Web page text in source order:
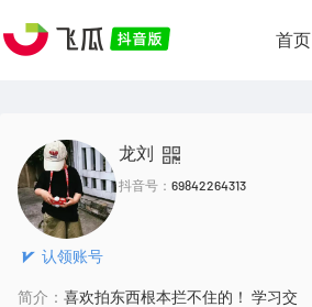
首页
认领账号
龙刘
抖音号： 69842264313
简介： 喜欢拍东西根本拦不住的！ 学习交